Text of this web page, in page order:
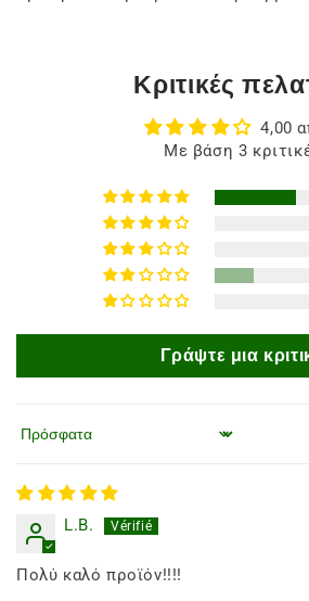
Κριτικές
4,00
Με βάση 3
Γράψτε μια
Ταξινόμηση κατά
L.B.
Πολύ καλό προϊόν!!!!